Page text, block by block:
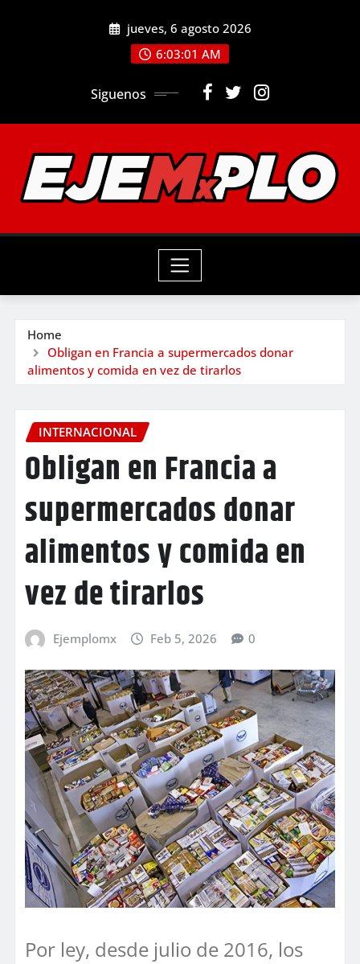
jueves, 6 agosto 2026
6:03:03 AM
Siguenos
Home
Obligan en Francia a supermercados donar
alimentos y comida en vez de tirarlos
INTERNACIONAL
Obligan en Francia a
supermercados donar
alimentos y comida en
vez de tirarlos
Ejemplomx Feb 5, 2026 0
Por ley, desde julio de 2016, los